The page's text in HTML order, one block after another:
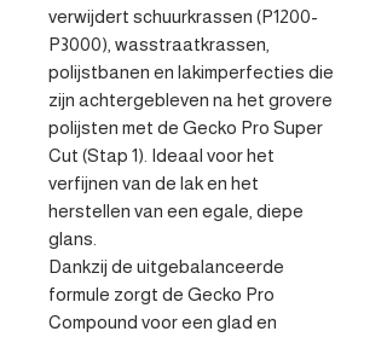
verwijdert schuurkrassen (P1200-
P3000), wasstraatkrassen,
polijstbanen en lakimperfecties die
zijn achtergebleven na het grovere
polijsten met de Gecko Pro Super
Cut (Stap 1). Ideaal voor het
verfijnen van de lak en het
herstellen van een egale, diepe
glans.
Dankzij de uitgebalanceerde
formule zorgt de Gecko Pro
Compound voor een glad en